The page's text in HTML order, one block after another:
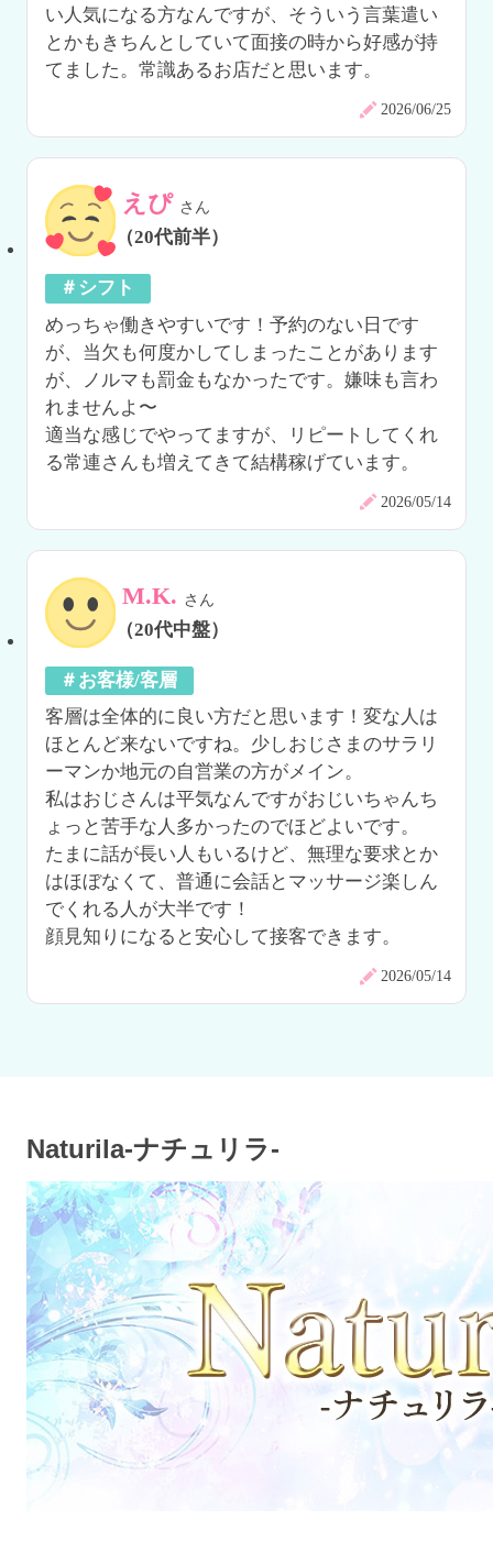
い人気になる方なんですが、そういう言葉遣い
とかもきちんとしていて面接の時から好感が持
てました。常識あるお店だと思います。
2026/06/25
えぴ さん
（20代前半）
＃シフト
めっちゃ働きやすいです！予約のない日です
が、当欠も何度かしてしまったことがあります
が、ノルマも罰金もなかったです。嫌味も言わ
れませんよ〜
適当な感じでやってますが、リピートしてくれ
る常連さんも増えてきて結構稼げています。
2026/05/14
M.K. さん
（20代中盤）
＃お客様/客層
客層は全体的に良い方だと思います！変な人は
ほとんど来ないですね。少しおじさまのサラリ
ーマンか地元の自営業の方がメイン。
私はおじさんは平気なんですがおじいちゃんち
ょっと苦手な人多かったのでほどよいです。
たまに話が長い人もいるけど、無理な要求とか
はほぼなくて、普通に会話とマッサージ楽しん
でくれる人が大半です！
顔見知りになると安心して接客できます。
2026/05/14
Naturila-ナチュリラ-